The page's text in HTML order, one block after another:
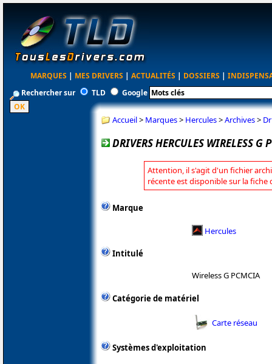
MARQUES | MES DRIVERS | ACTUALITÉS | DOSSIERS |
Rechercher sur
TLD Google
Accueil> Marques> Hercules>Archives>
DRIVERS HERCULES WIRELESS G
Attention, il s'agit d'un fichier
récente est disponible sur la fiche
Marque
Hercules
Intitulé
Wireless G PCMCIA
Catégorie de matériel
Carte réseau
Systèmes d'exploitation